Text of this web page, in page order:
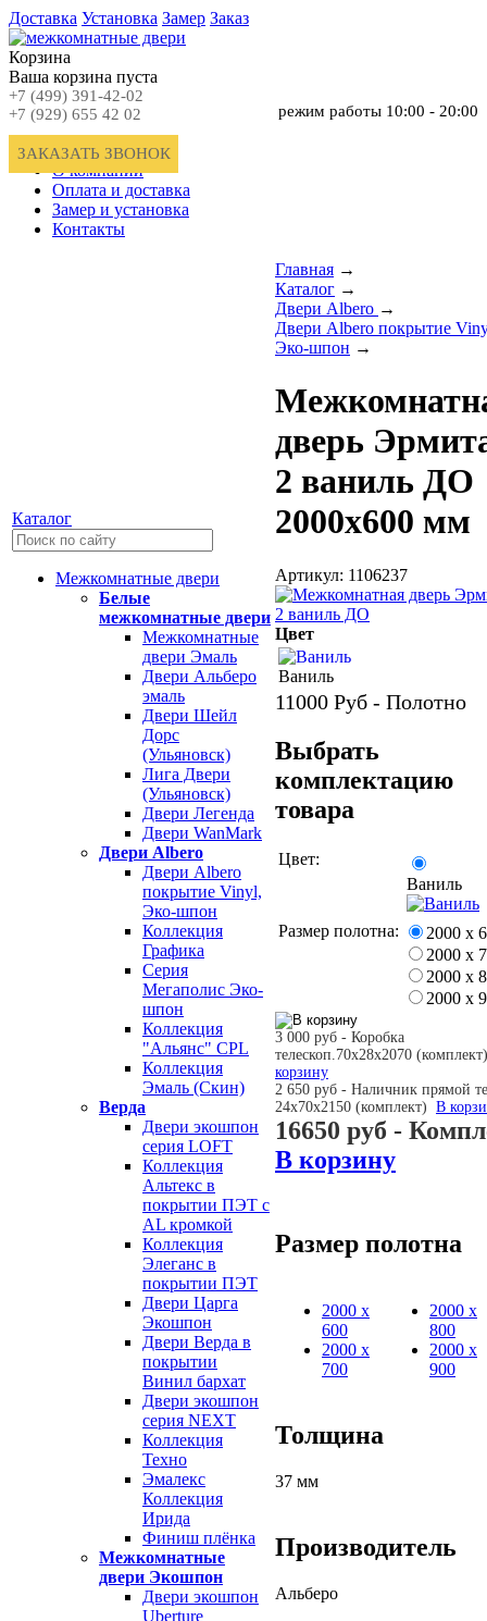
Доставка Установка Замер Заказ
Корзина
Ваша корзина пуста
+7 (499) 391-42-02
+7 (929) 655 42 02
ЗАКАЗАТЬ ЗВОНОК
режим работы 10:00 - 20:00
Главная
О компании
Оплата и доставка
Замер и установка
Контакты
Каталог
Межкомнатные двери
Белые
межкомнатные двери
Межкомнатные
двери Эмаль
Двери Альберо
эмаль
Двери Шейл
Дорс
(Ульяновск)
Лига Двери
(Ульяновск)
Двери Легенда
Двери WanMark
Двери Albero
Двери Albero
покрытие Vinyl,
Эко-шпон
Коллекция
Графика
Серия
Мегаполис Эко-
шпон
Коллекция
"Альянс" CPL
Коллекция
Эмаль (Скин)
Верда
Двери экошпон
серия LOFT
Коллекция
Альтекс в
покрытии ПЭТ с
AL кромкой
Коллекция
Элеганс в
покрытии ПЭТ
Двери Царга
Экошпон
Двери Верда в
покрытии
Винил бархат
Двери экошпон
серия NEXT
Коллекция
Техно
Эмалекс
Коллекция
Ирида
Финиш плёнка
Межкомнатные
двери Экошпон
Двери экошпон
Uberture
Главная →
Каталог →
Двери Albero →
Двери Albero покрытие
Эко-шпон →
дверь
2 ваниль ДО
2000х600 мм
Артикул: 1106237
Цвет
Ваниль
11000 Руб - Полотно
Выбрать
комплектацию
товара
Цвет:
Ваниль
Размер полотна:
2000 х
2000 х
2000 х
2000 х
3 000 руб - Коробка
телескоп.70х28х2070
корзину
2 650 руб - Наличник прямой
24х70х2150 (комплект) В
16650 руб -
В корзину
Размер полотна
2000 х
600
2000 х
700
2000 х
800
2000 х
900
Толщина
37 мм
Производитель
Альберо